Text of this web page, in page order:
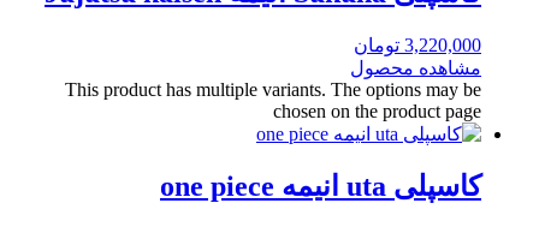
3,220,000 تومان
مشاهده محصول
This product has multiple variants. The options may be
chosen on the product page
کاسپلی uta انیمه one piece